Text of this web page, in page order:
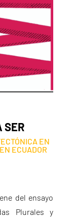
SER
EN
ECUADOR
del ensayo
Plurales y